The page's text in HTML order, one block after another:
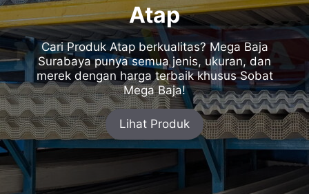
Atap
Cari Produk Atap berkualitas? Mega Baja
Surabaya punya semua jenis, ukuran, dan
merek dengan harga terbaik khusus Sobat
Mega Baja!
Lihat Produk